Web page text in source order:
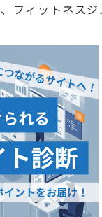
フィットネスジ